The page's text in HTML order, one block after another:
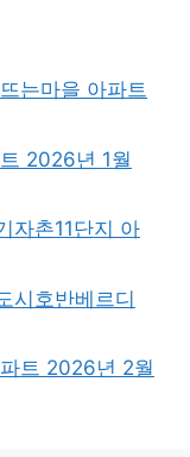
는마을 아파트
2026년 1월
자촌11단지 아
시호반베르디
트 2026년 2월